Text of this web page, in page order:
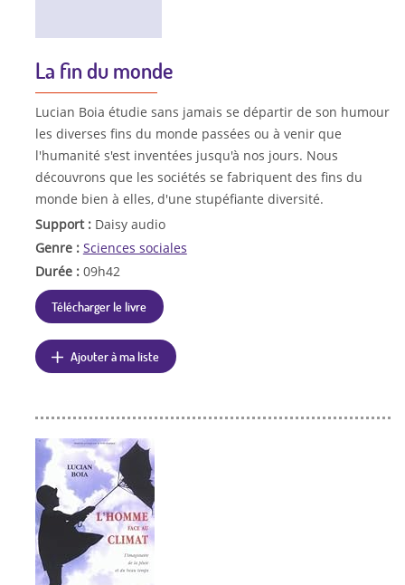
La fin du monde
Lucian Boia étudie sans jamais se départir de son humour
les diverses fins du monde passées ou à venir que
l'humanité s'est inventées jusqu'à nos jours. Nous
découvrons que les sociétés se fabriquent des fins du
monde bien à elles, d'une stupéfiante diversité.
Support : Daisy audio
Genre : Sciences sociales
Durée : 09h42
Télécharger le livre
Ajouter à ma liste